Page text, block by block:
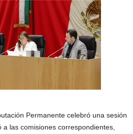
Permanente celebró una sesión
las comisiones correspondientes,